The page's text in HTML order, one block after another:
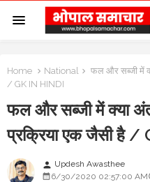
Home National
फल और सब्जी में
/ GK IN HINDI
फल और सब्जी में क्या
प्रक्रिया एक जैसी है
person Updesh Awasthee
6/30/2020 02:57:00 AM